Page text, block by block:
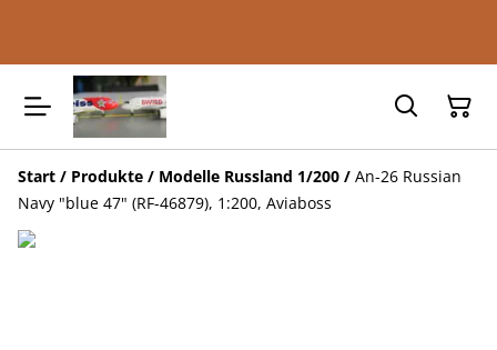
Start / Produkte / Modelle Russland 1/200 / An-26 Russian
Navy "blue 47" (RF-46879), 1:200, Aviaboss